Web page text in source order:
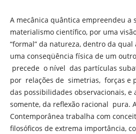
A mecânica quântica empreendeu a
materialismo científico, por uma
“formal” da natureza, dentro da
uma conseqüência física de um
precede o nível das partículas
por relações de simetrias, forças e
das possibilidades observacionais, e
somente, da reflexão racional pura.
Contemporânea trabalha com
filosóficos de extrema importância,